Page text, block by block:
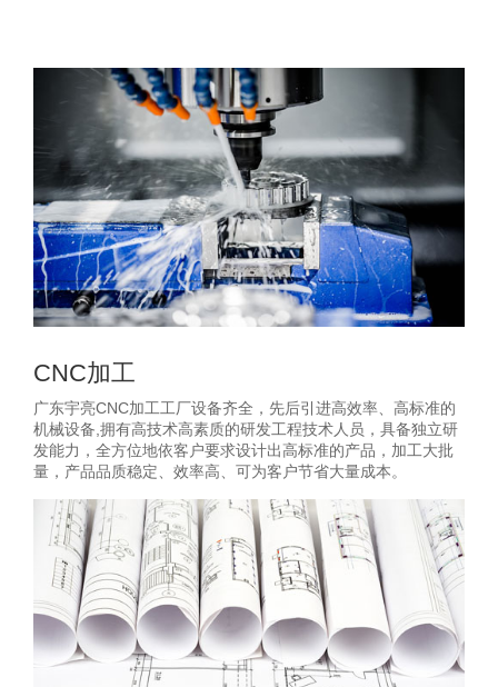
CNC加工
广东宇亮CNC加工工厂设备齐全，先后引进高效率、高标准的
机械设备,拥有高技术高素质的研发工程技术人员，具备独立研
发能力，全方位地依客户要求设计出高标准的产品，加工大批
量，产品品质稳定、效率高、可为客户节省大量成本。